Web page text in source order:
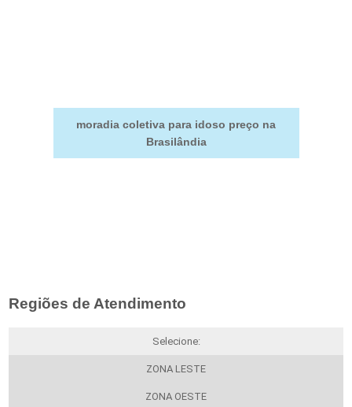
moradia coletiva para idoso preço na
Brasilândia
Regiões de Atendimento
Selecione:
ZONA LESTE
ZONA OESTE